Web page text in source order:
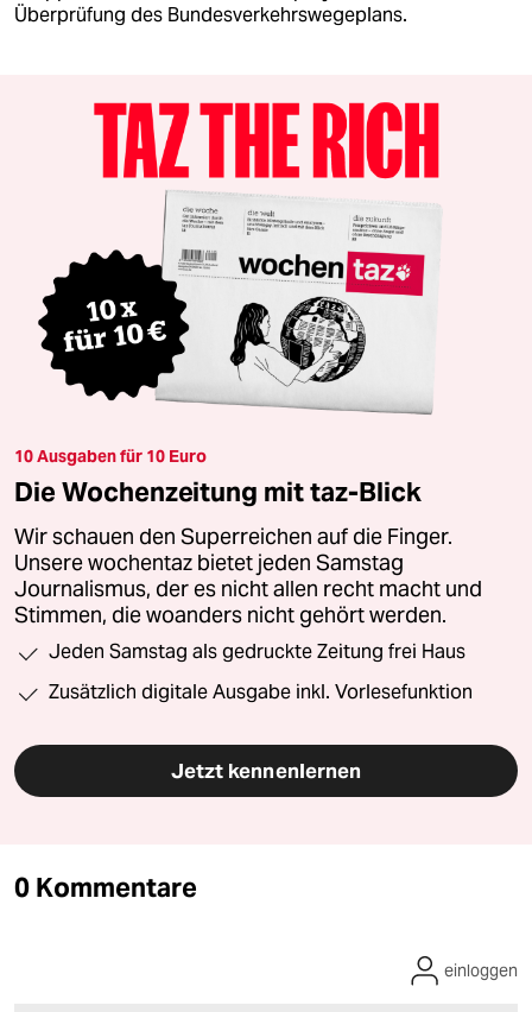
Überprüfung des Bundesverkehrswegeplans.
10 Ausgaben für 10 Euro
Die Wochenzeitung mit taz-Blick
Wir schauen den Superreichen auf die Finger.
Unsere wochentaz bietet jeden Samstag
Journalismus, der es nicht allen recht macht und
Stimmen, die woanders nicht gehört werden.
Jeden Samstag als gedruckte Zeitung frei Haus
Zusätzlich digitale Ausgabe inkl. Vorlesefunktion
Jetzt kennenlernen
0 Kommentare
einloggen